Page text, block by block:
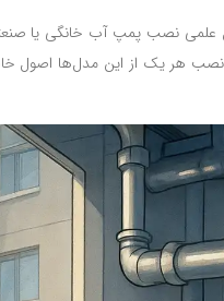
علمی نصب پمپ آب خانگی یا
نصب هر یک از این مدل‌ها اصول